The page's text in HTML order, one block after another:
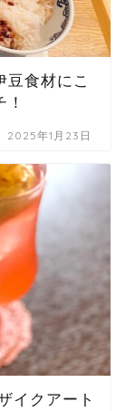
豆食材にこ
2025年1月23日
イクアート